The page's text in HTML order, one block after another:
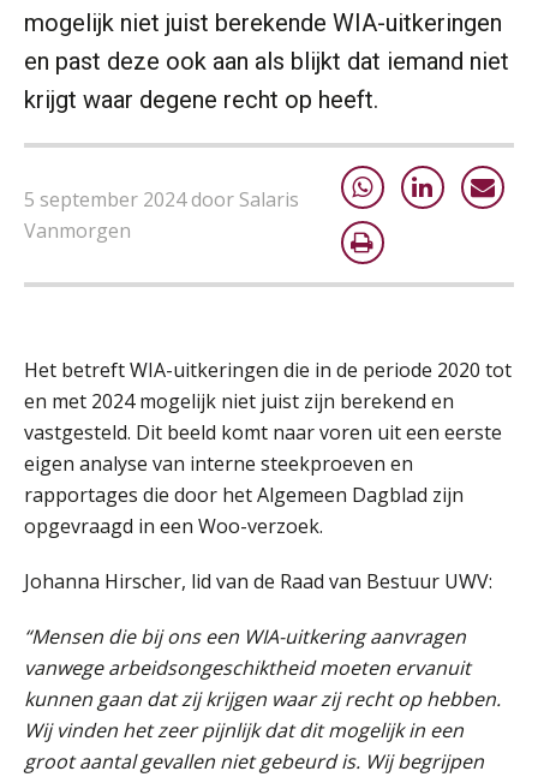
mogelijk niet juist berekende WIA-uitkeringen
en past deze ook aan als blijkt dat iemand niet
krijgt waar degene recht op heeft.
5 september 2024 door Salaris
Vanmorgen
Het betreft WIA-uitkeringen die in de periode 2020 tot
en met 2024 mogelijk niet juist zijn berekend en
vastgesteld. Dit beeld komt naar voren uit een eerste
eigen analyse van interne steekproeven en
rapportages die door het Algemeen Dagblad zijn
opgevraagd in een Woo-verzoek.
Johanna Hirscher, lid van de Raad van Bestuur UWV:
“Mensen die bij ons een WIA-uitkering aanvragen
vanwege arbeidsongeschiktheid moeten ervanuit
kunnen gaan dat zij krijgen waar zij recht op hebben.
Wij vinden het zeer pijnlijk dat dit mogelijk in een
groot aantal gevallen niet gebeurd is. Wij begrijpen